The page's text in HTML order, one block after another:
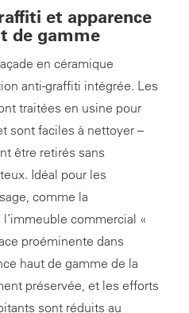
et apparence
de gamme
en céramique
anti-graffiti intégrée. Les
traitées en usine pour
sont faciles à nettoyer –
être retirés sans
Idéal pour les
comme la
commercial «
proéminente dans
haut de gamme de la
préservée, et les efforts
sont réduits au